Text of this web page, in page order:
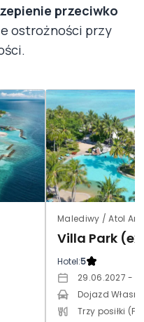
przeciwko
ostrożności przy
Malediwy / Atol Ari
Hotel:5
29.06.2027 -
Dojazd Własny
Trzy posiłki